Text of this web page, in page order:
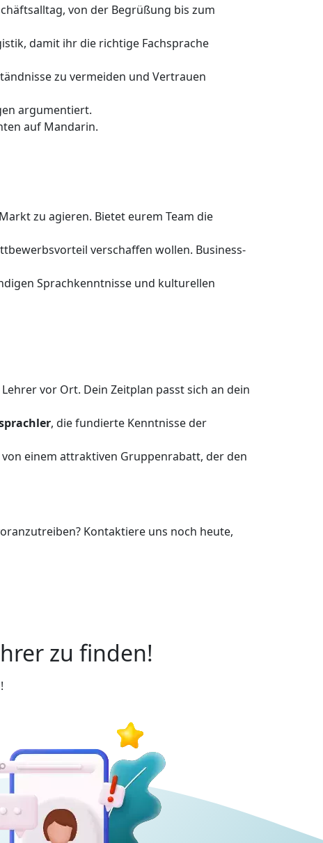
von der Begrüßung bis zum
damit ihr die richtige Fachsprache
zu vermeiden und Vertrauen
argumentiert.
auf Mandarin.
zu agieren. Bietet eurem Team die
verschaffen wollen. Business-
Sprachkenntnisse und kulturellen
vor Ort. Dein Zeitplan passt sich an dein
, die fundierte Kenntnisse der
einem attraktiven Gruppenrabatt, der den
Kontaktiere uns noch heute,
zu finden!